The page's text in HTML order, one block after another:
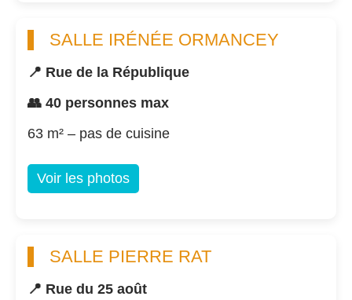
SALLE IRÉNÉE ORMANCEY
📍 Rue de la République
👥 40 personnes max
63 m² – pas de cuisine
Voir les photos
SALLE PIERRE RAT
📍 Rue du 25 août